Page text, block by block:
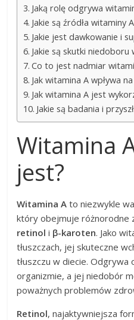
Jaką rolę odgrywa
Jakie są źródła witaminy
Jakie jest dawkowanie i
Jakie są skutki niedoboru
Co to jest nadmiar
Jak witamina A wpływa
Jak witamina A jest
Jakie są badania i
Witamina
jest?
Witamina A to niezwykle
który obejmuje różnorodne
retinol i β-karoten. Jako
tłuszczach, jej skuteczne
tłuszczu w diecie. Odgrywa
organizmie, a jej niedobór
poważnych problemów
Retinol, najaktywniejsza